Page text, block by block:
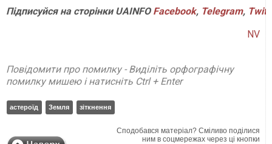
ПідписуйсянасторінкиUAINFO Facebook, Telegram,
NV
Повідомити про помилку - Виділіть орфографічну
помилку мишею і натисніть Ctrl + Enter
астероїд Земля зіткнення
Сподобався матеріал? Сміливо поділися
ним в соцмережах через ці кнопки